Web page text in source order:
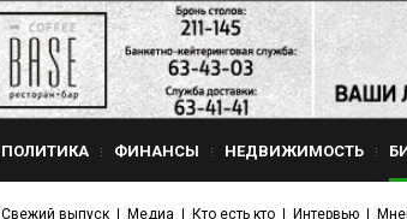
ПОЛИТИКА ФИНАНСЫ НЕДВИЖИМОСТЬ
Свежий выпуск Медиа Кто есть кто Интервью